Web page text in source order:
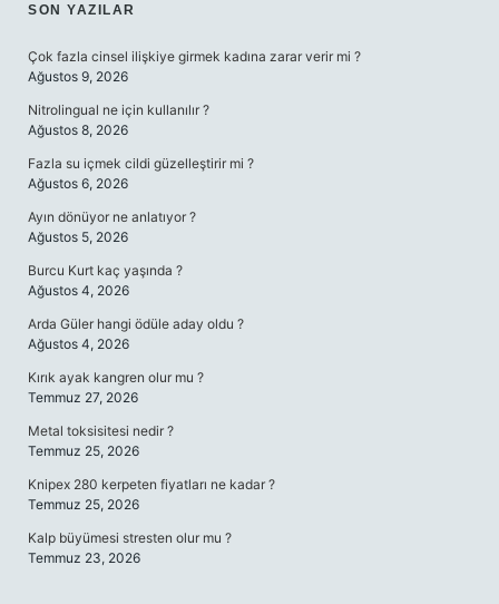
SIDEBAR
SON YAZILAR
Çok fazla cinsel ilişkiye girmek kadına zarar verir mi ?
Ağustos 9, 2026
Nitrolingual ne için kullanılır ?
Ağustos 8, 2026
Fazla su içmek cildi güzelleştirir mi ?
Ağustos 6, 2026
Ayın dönüyor ne anlatıyor ?
Ağustos 5, 2026
Burcu Kurt kaç yaşında ?
Ağustos 4, 2026
Arda Güler hangi ödüle aday oldu ?
Ağustos 4, 2026
Kırık ayak kangren olur mu ?
Temmuz 27, 2026
Metal toksisitesi nedir ?
Temmuz 25, 2026
Knipex 280 kerpeten fiyatları ne kadar ?
Temmuz 25, 2026
Kalp büyümesi stresten olur mu ?
Temmuz 23, 2026